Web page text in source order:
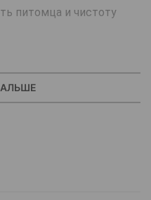
питомца и чистоту
очистка
и отправляет отходы в